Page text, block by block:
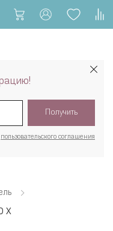
Получить
пользовательского соглашения
Х